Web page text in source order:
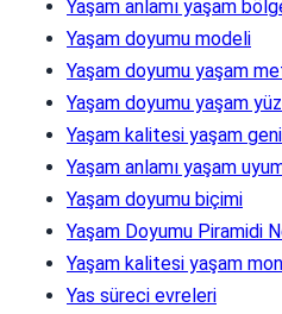
Yaşam anlamı yaşam
Yaşam doyumu modeli
Yaşam doyumu yaşam
Yaşam doyumu yaşam
Yaşam kalitesi yaşam
Yaşam anlamı yaşam
Yaşam doyumu biçimi
Yaşam Doyumu Piramidi
Yaşam kalitesi yaşam
Yas süreci evreleri